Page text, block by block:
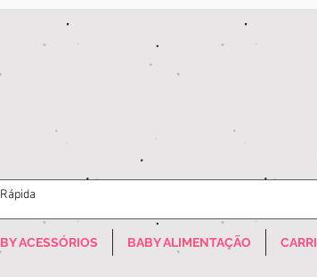
ACESSÓRIOS BABY ALIMENTAÇÃO